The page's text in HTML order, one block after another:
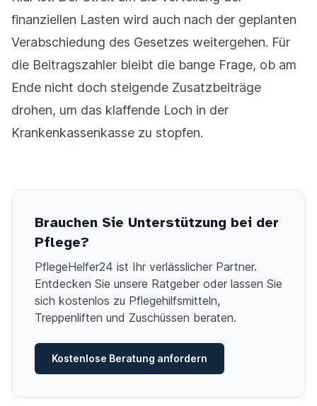
finanziellen Lasten wird auch nach der geplanten
Verabschiedung des Gesetzes weitergehen. Für
die Beitragszahler bleibt die bange Frage, ob am
Ende nicht doch steigende Zusatzbeiträge
drohen, um das klaffende Loch in der
Krankenkassenkasse zu stopfen.
Brauchen Sie Unterstützung bei der
Pflege?
PflegeHelfer24 ist Ihr verlässlicher Partner.
Entdecken Sie unsere Ratgeber oder lassen Sie
sich kostenlos zu Pflegehilfsmitteln,
Treppenliften und Zuschüssen beraten.
Kostenlose Beratung anfordern